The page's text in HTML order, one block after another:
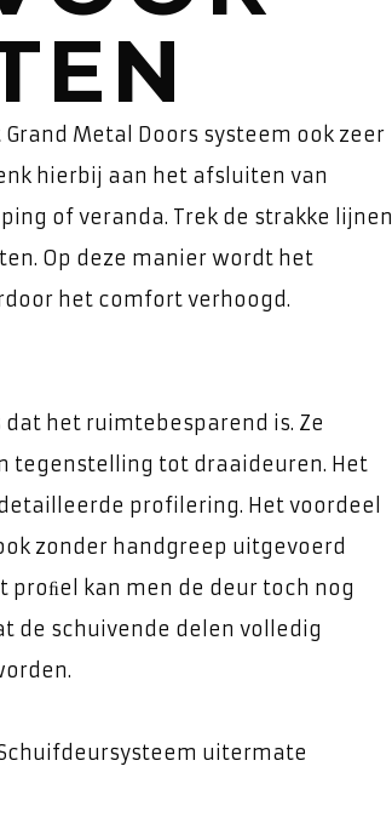
Metal Doors systeem ook zeer
hierbij aan het afsluiten van
of veranda. Trek de strakke lijnen
Op deze manier wordt het
het comfort verhoogd.
het ruimtebesparend is. Ze
tegenstelling tot draaideuren. Het
profilering. Het voordeel
zonder handgreep uitgevoerd
proﬁel kan men de deur toch nog
de schuivende delen volledig
uitermate